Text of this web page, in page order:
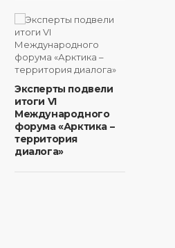
Эксперты подвели
итоги VI
Международного
форума «Арктика –
территория
диалога»